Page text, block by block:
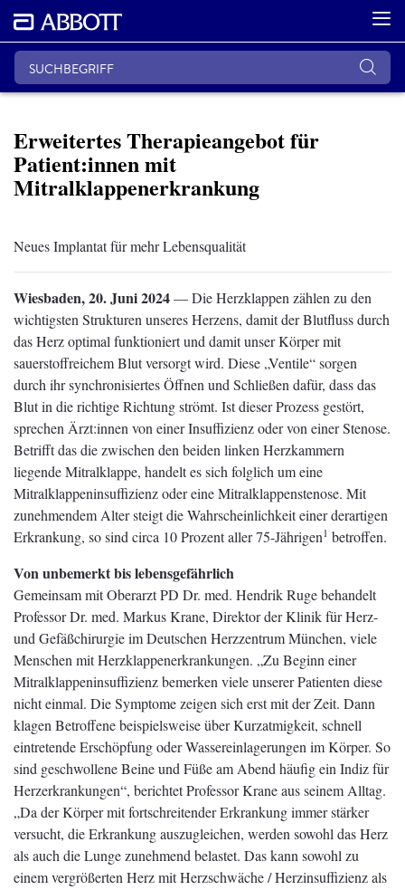
Erweitertes Therapieangebot für
Patient:innen mit
Mitralklappenerkrankung
Neues Implantat für mehr Lebensqualität
Wiesbaden, 20. Juni 2024— Die Herzklappen zählen zu den
wichtigsten Strukturen unseres Herzens, damit der Blutfluss durch
das Herz optimal funktioniert und damit unser Körper mit
sauerstoffreichem Blut versorgt wird. Diese „Ventile“ sorgen
durch ihr synchronisiertes Öffnen und Schließen dafür, dass das
Blut in die richtige Richtung strömt. Ist dieser Prozess gestört,
sprechen Ärzt:innen von einer Insuffizienz oder von einer Stenose.
Betrifft das die zwischen den beiden linken Herzkammern
liegende Mitralklappe, handelt es sich folglich um eine
Mitralklappeninsuffizienz oder eine Mitralklappenstenose. Mit
zunehmendem Alter steigt die Wahrscheinlichkeit einer derartigen
Erkrankung, so sind circa 10 Prozent aller 75-Jährigen1 betroffen.
Von unbemerkt bis lebensgefährlich
Gemeinsam mit Oberarzt PD Dr. med. Hendrik Ruge behandelt
Professor Dr. med. Markus Krane, Direktor der Klinik für Herz-
und Gefäßchirurgie im Deutschen Herzzentrum München, viele
Menschen mit Herzklappenerkrankungen. „Zu Beginn einer
Mitralklappeninsuffizienz bemerken viele unserer Patienten diese
nicht einmal. Die Symptome zeigen sich erst mit der Zeit. Dann
klagen Betroffene beispielsweise über Kurzatmigkeit, schnell
eintretende Erschöpfung oder Wassereinlagerungen im Körper. So
sind geschwollene Beine und Füße am Abend häufig ein Indiz für
Herzerkrankungen“, berichtet Professor Krane aus seinem Alltag.
„Da der Körper mit fortschreitender Erkrankung immer stärker
versucht, die Erkrankung auszugleichen, werden sowohl das Herz
als auch die Lunge zunehmend belastet. Das kann sowohl zu
einem vergrößerten Herz mit Herzschwäche / Herzinsuffizienz als